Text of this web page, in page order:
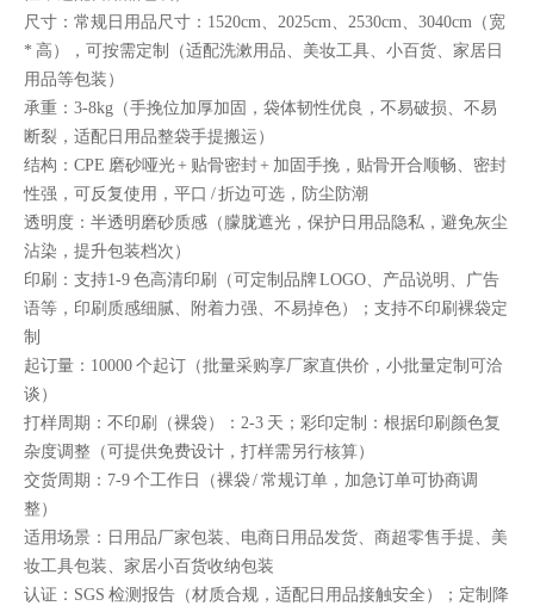
尺寸：常规日用品尺寸：1520cm、2025cm、2530cm、3040cm（宽
* 高），可按需定制（适配洗漱用品、美妆工具、小百货、家居日
用品等包装）
承重：3-8kg（手挽位加厚加固，袋体韧性优良，不易破损、不易
断裂，适配日用品整袋手提搬运）
结构：CPE 磨砂哑光 + 贴骨密封 + 加固手挽，贴骨开合顺畅、密封
性强，可反复使用，平口 / 折边可选，防尘防潮
透明度：半透明磨砂质感（朦胧遮光，保护日用品隐私，避免灰尘
沾染，提升包装档次）
印刷：支持1-9 色高清印刷（可定制品牌 LOGO、产品说明、广告
语等，印刷质感细腻、附着力强、不易掉色）；支持不印刷裸袋定
制
起订量：10000 个起订（批量采购享厂家直供价，小批量定制可洽
谈）
打样周期：不印刷（裸袋）：2-3 天；彩印定制：根据印刷颜色复
杂度调整（可提供免费设计，打样需另行核算）
交货周期：7-9 个工作日（裸袋 / 常规订单，加急订单可协商调
整）
适用场景：日用品厂家包装、电商日用品发货、商超零售手提、美
妆工具包装、家居小百货收纳包装
认证：SGS 检测报告（材质合规，适配日用品接触安全）；定制降